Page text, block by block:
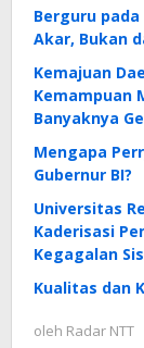
Berguru
Akar, Bukan
Kemajuan
Kemampuan
Banyaknya
Mengapa
Gubernur BI?
Universitas
Kaderisasi
Kegagalan
Kualitas dan
oleh Radar NTT